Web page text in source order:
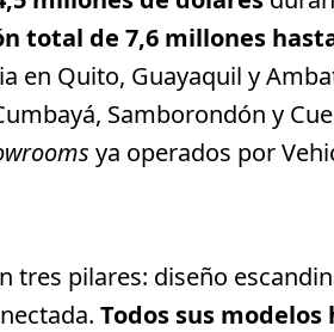
total de 7,6 millones
en Quito, Guayaquil y
Samborondón y
ya operados por
tres pilares: diseño
Todos sus modelos